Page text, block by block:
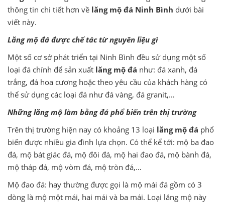
thông tin chi tiết hơn về lăng mộ đá Ninh Bình dưới bài
viết này.
Lăng mộ đá được chế tác từ nguyên liệu gì
Một số cơ sở phát triển tại Ninh Bình đều sử dụng một số
loại đá chính để sản xuất lăng mộ đá như: đá xanh, đá
trắng, đá hoa cương hoặc theo yêu cầu của khách hàng có
thể sử dụng các loại đá như đá vàng, đá granit,…
Những lăng mộ làm bằng đá phổ biến trên thị trường
Trên thị trường hiện nay có khoảng 13 loại lăng mộ đá phổ
biến được nhiều gia đình lựa chọn. Có thể kể tới: mộ ba đao
đá, mộ bát giác đá, mộ đôi đá, mộ hai đao đá, mộ bành đá,
mộ tháp đá, mộ vòm đá, mộ tròn đá,…
Mộ đao đá: hay thường được gọi là mộ mái đá gồm có 3
dòng là mộ một mái, hai mái và ba mái. Loại lăng mộ này